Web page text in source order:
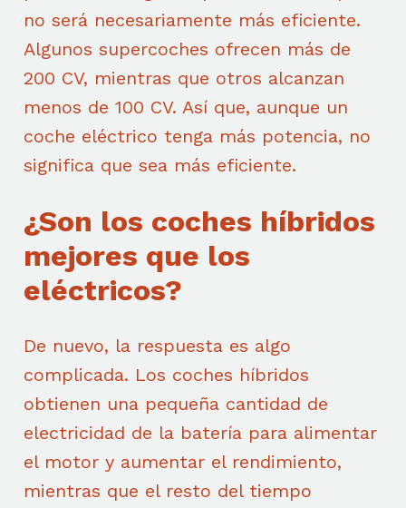
no será necesariamente más eficiente.
Algunos supercoches ofrecen más de
200 CV, mientras que otros alcanzan
menos de 100 CV. Así que, aunque un
coche eléctrico tenga más potencia, no
significa que sea más eficiente.
¿Son los coches híbridos
mejores que los
eléctricos?
De nuevo, la respuesta es algo
complicada. Los coches híbridos
obtienen una pequeña cantidad de
electricidad de la batería para alimentar
el motor y aumentar el rendimiento,
mientras que el resto del tiempo